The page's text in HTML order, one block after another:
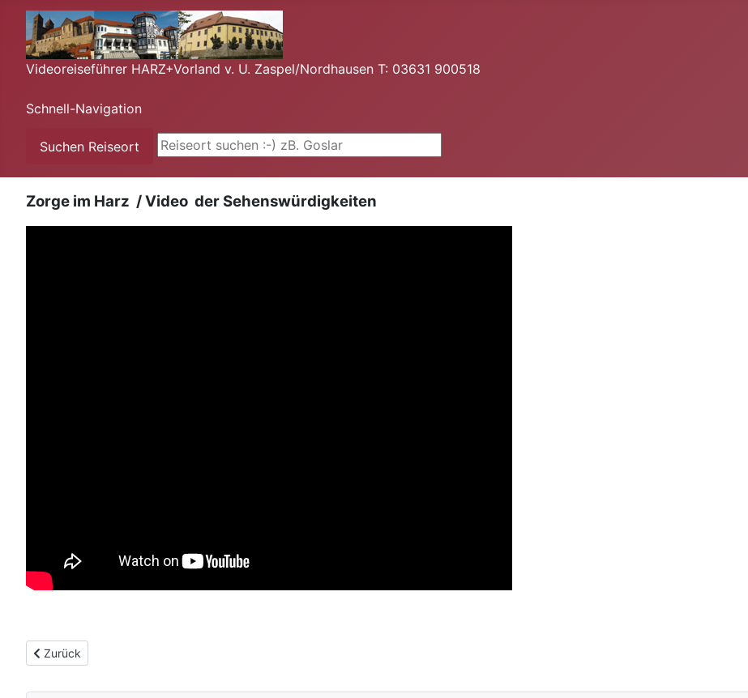
Videoreiseführer HARZ+Vorland v. U. Zaspel/Nordhausen T: 03631 900518
Schnell-Navigation
Suchen Reiseort
Suchen ...
Zorge im Harz / Video der Sehenswürdigkeiten
Vorheriger Beitrag: Sankt Andreasberg
Zurück